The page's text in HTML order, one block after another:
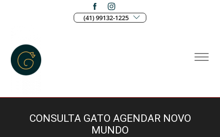
(41) 99132-1225
CONSULTA GATO AGENDAR NOVO
MUNDO